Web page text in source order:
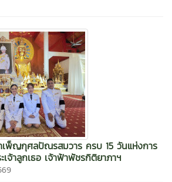
พ็ญกุศลปัณรสมวาร ครบ 15 วันแห่งการ
จ้าลูกเธอ เจ้าฟ้าพัชรกิติยาภาฯ